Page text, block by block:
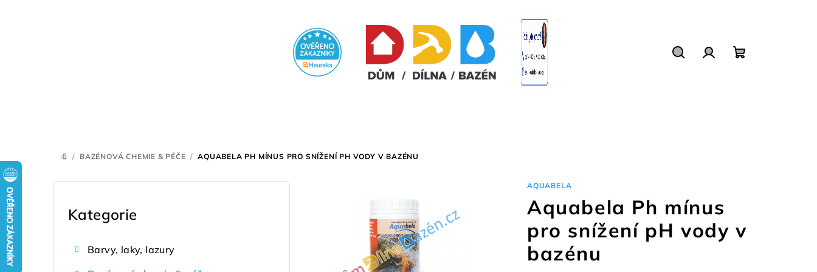
DOMŮ
/ BAZÉNOVÁ CHEMIE & PÉČE / AQUABELA PH MÍNUS PRO SNÍŽENÍ PH VODY V BAZÉNU
P
Přeskočit
kategorie
Kategorie
Barvy, laky, lazury
AQUABELA
Aquabela Ph mínus
pro snížení pH vody v
bazénu